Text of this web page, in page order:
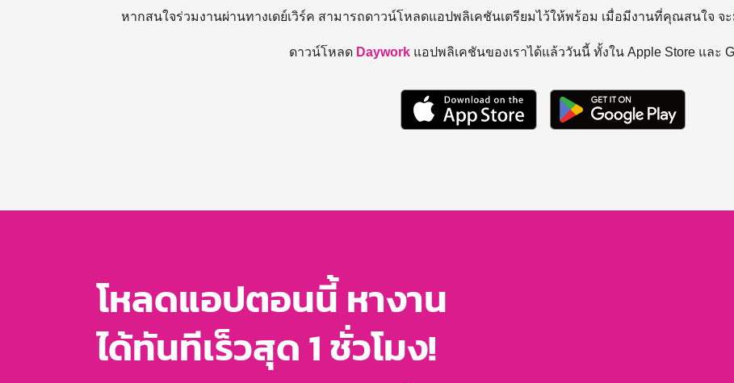
หากสนใจร่วมงานผ่านทางเดย์เวิร์ค สามารถดาวน์โหลดแอปพลิเคชันเตรียมไว้ให้พร้อม เมื่อมีงานที่คุณสนใจ จ
ดาวน์โหลด Daywork แอปพลิเคชันของเราได้แล้ววันนี้ ทั้งใน Apple Store และ
โหลดแอปตอนนี้ หางาน
ได้ทันทีเร็วสุด 1 ชั่วโมง!